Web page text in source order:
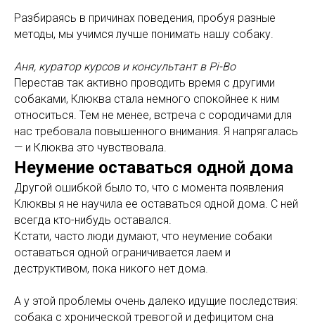
Разбираясь в причинах поведения, пробуя разные
методы, мы учимся лучше понимать нашу собаку.
Аня, куратор курсов и консультант в Pi-Bo
Перестав так активно проводить время с другими
собаками, Клюква стала немного спокойнее к ним
относиться. Тем не менее, встреча с сородичами для
нас требовала повышенного внимания. Я напрягалась
— и Клюква это чувствовала.
Неумение оставаться одной дома
Другой ошибкой было то, что с момента появления
Клюквы я не научила ее оставаться одной дома. С ней
всегда кто-нибудь оставался.
Кстати, часто люди думают, что неумение собаки
оставаться одной ограничивается лаем и
деструктивом, пока никого нет дома.
А у этой проблемы очень далеко идущие последствия:
собака с хронической тревогой и дефицитом сна